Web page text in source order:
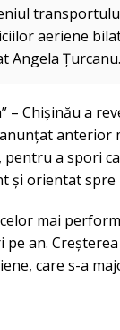
aeriene
Angela Țurcanu.
– Chișinău a
a spori
și orientat spre
mai
an.
care s-a